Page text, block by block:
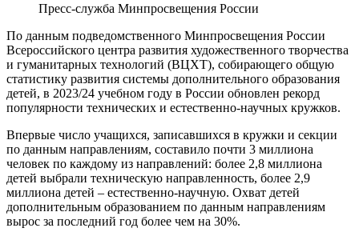
Пресс-служба Минпросвещения России
По данным подведомственного Минпросвещения России
Всероссийского центра развития художественного творчества
и гуманитарных технологий (ВЦХТ), собирающего общую
статистику развития системы дополнительного образования
детей, в 2023/24 учебном году в России обновлен рекорд
популярности технических и естественно-научных кружков.
Впервые число учащихся, записавшихся в кружки и секции
по данным направлениям, составило почти 3 миллиона
человек по каждому из направлений: более 2,8 миллиона
детей выбрали техническую направленность, более 2,9
миллиона детей – естественно-научную. Охват детей
дополнительным образованием по данным направлениям
вырос за последний год более чем на 30%.